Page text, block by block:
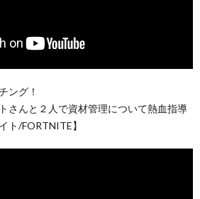
ング！
さんと２人で資材管理について熱血指導
ト/FORTNITE】